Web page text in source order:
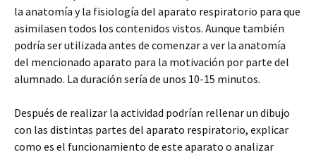
la anatomía y la fisiología del aparato respiratorio para que
asimilasen todos los contenidos vistos. Aunque también
podría ser utilizada antes de comenzar a ver la anatomía
del mencionado aparato para la motivación por parte del
alumnado. La duración sería de unos 10-15 minutos.
Después de realizar la actividad podrían rellenar un dibujo
con las distintas partes del aparato respiratorio, explicar
como es el funcionamiento de este aparato o analizar